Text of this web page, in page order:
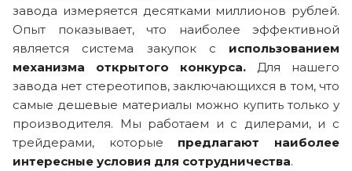
завода измеряется десятками миллионов рублей.
Опыт показывает, что наиболее эффективной
является система закупок с использованием
механизма открытого конкурса. Для нашего
завода нет стереотипов, заключающихся в том, что
самые дешевые материалы можно купить только у
производителя. Мы работаем и с дилерами, и с
трейдерами, которые предлагают наиболее
интересные условия для сотрудничества.